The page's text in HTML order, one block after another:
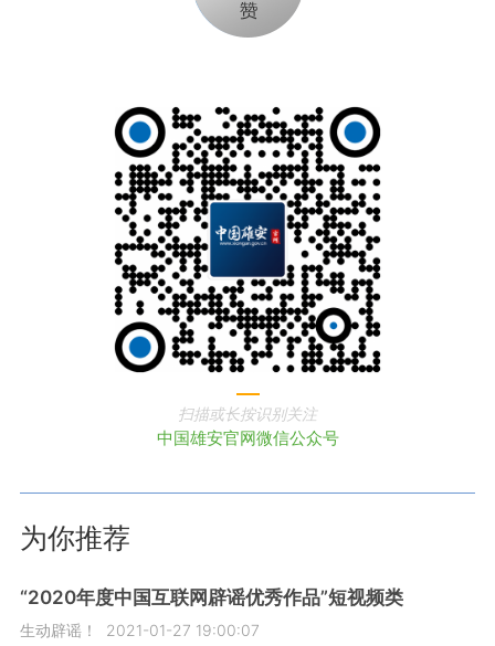
扫描或长按识别关注
中国雄安官网微信公众号
为你推荐
“2020年度中国互联网辟谣优秀作品”短视频类
生动辟谣！ 2021-01-27 19:00:07